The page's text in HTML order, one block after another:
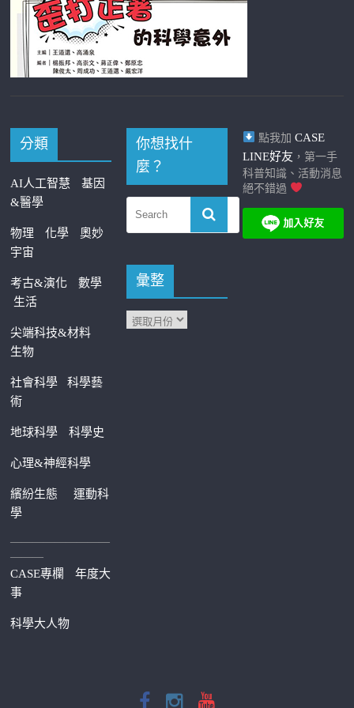
分類
AI人工智慧
基因
&醫學
物理 化學
奧妙
宇宙
考古&演化
數學
生活
尖端科技&材料
生物
社會科學科學藝
術
地球科學 科學史
心理&神經科學
繽紛生態運動科
學
—————————
———
CASE專欄
年度大
事
科學大人物
你想找什
麼？
彙整
點我加 CASE
LINE好友 ，第一手
科普知識、活動消息
絕不錯過